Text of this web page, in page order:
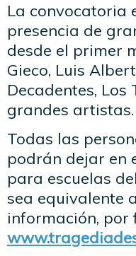
La convocatoria
presencia de
desde el primer
Gieco, Luis
Decadentes,
grandes artistas.
Todas las
podrán dejar en
para escuelas
sea equivalente
información, por